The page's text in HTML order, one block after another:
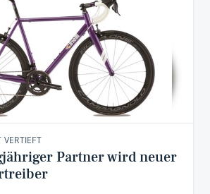
Partner wird neuer